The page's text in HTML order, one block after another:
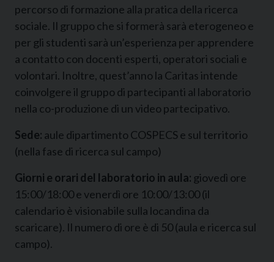
percorso di formazione alla pratica della ricerca
sociale. Il gruppo che si formerà sarà eterogeneo e
per gli studenti sarà un’esperienza per apprendere
a contatto con docenti esperti, operatori sociali e
volontari. Inoltre, quest’anno la Caritas intende
coinvolgere il gruppo di partecipanti al laboratorio
nella co-produzione di un video partecipativo.
Sede: aule dipartimento COSPECS e sul territorio
(nella fase di ricerca sul campo)
Giorni e orari del laboratorio in aula: giovedì ore
15:00/18:00 e venerdì ore 10:00/13:00 (il
calendario è visionabile sulla locandina da
scaricare). Il numero di ore è di 50 (aula e ricerca sul
campo).